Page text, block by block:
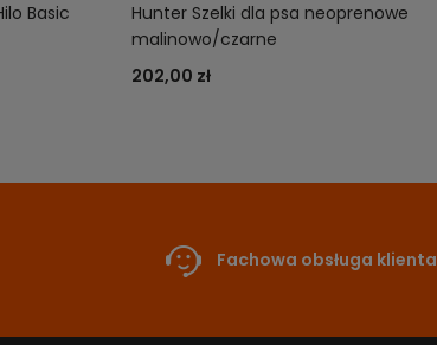
Basic
Hunter Szelki dla psa neoprenowe
malinowo/czarne
202,00 zł
Fachowa obsługa klienta